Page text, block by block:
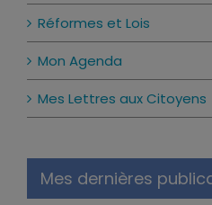
Réformes et Lois
Mon Agenda
Mes Lettres aux Citoyens
Mes dernières